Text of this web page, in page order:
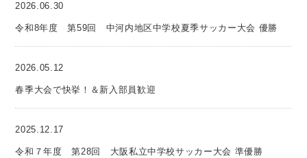
2026.06.30
令和8年度 第59回 中河内地区中学校夏季サッカー大会 優勝
2026.05.12
春季大会で快挙！＆新入部員歓迎
2025.12.17
令和７年度 第28回 大阪私立中学校サッカー大会 準優勝